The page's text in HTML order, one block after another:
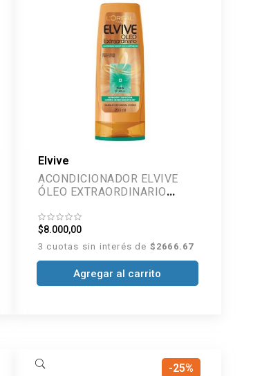
Elvive
ACONDICIONADOR ELVIVE
ÓLEO EXTRAORDINARIO
$8.000,00
3 cuotas sin interés de $2666.67
Agregar al carrito
-25%